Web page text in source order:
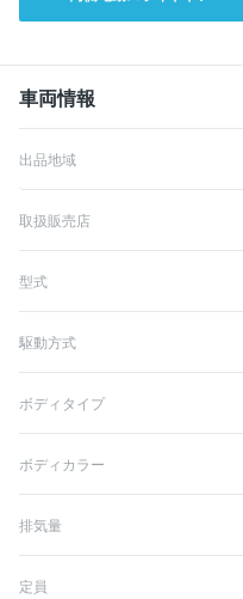
車両情報
出品地域
取扱販売店
型式
駆動方式
ボディタイプ
ボディカラー
排気量
定員